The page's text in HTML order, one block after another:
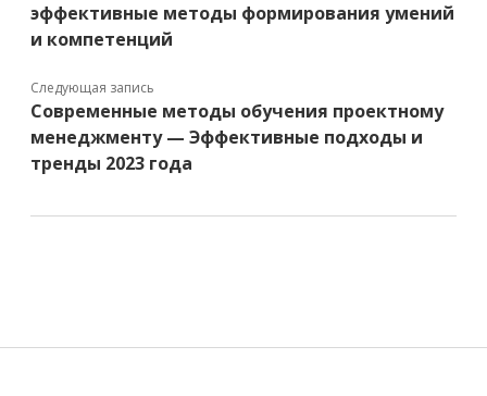
эффективные методы формирования умений
и компетенций
Следующая запись
Современные методы обучения проектному
менеджменту — Эффективные подходы и
тренды 2023 года